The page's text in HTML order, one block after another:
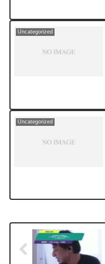
Uncategorized
Uncategorized